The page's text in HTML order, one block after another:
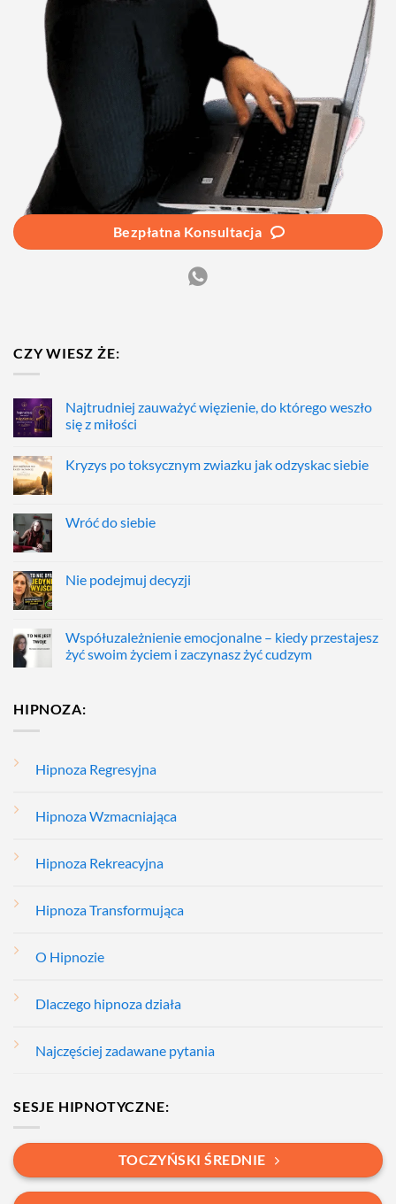
Bezpłatna Konsultacja
CZY WIESZ ŻE:
Najtrudniej zauważyć więzienie, do którego weszło
się z miłości
Kryzys po toksycznym zwiazku jak odzyskac siebie
Wróć do siebie
Nie podejmuj decyzji
Współuzależnienie emocjonalne – kiedy przestajesz
żyć swoim życiem i zaczynasz żyć cudzym
HIPNOZA:
Hipnoza Regresyjna
Hipnoza Wzmacniająca
Hipnoza Rekreacyjna
Hipnoza Transformująca
O Hipnozie
Dlaczego hipnoza działa
Najczęściej zadawane pytania
SESJE HIPNOTYCZNE:
TOCZYŃSKI ŚREDNIE